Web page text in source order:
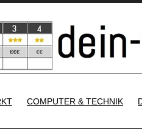
COMPUTER & TECHNIK